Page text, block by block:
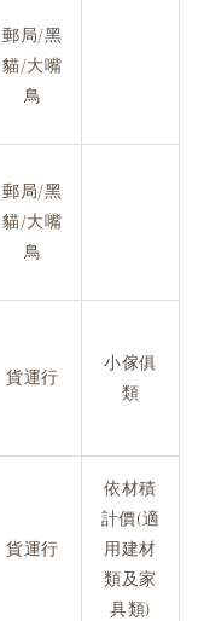
郵局/黑
貓/大嘴
鳥
郵局/黑
貓/大嘴
鳥
貨運行
小傢俱
類
貨運行
依材積
計價(適
用建材
類及家
具類)